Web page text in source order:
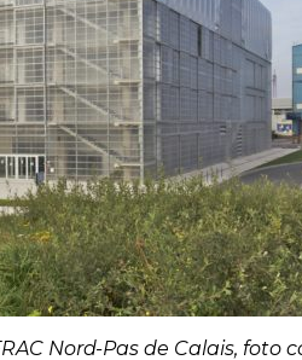
Nord-Pas de Calais, foto